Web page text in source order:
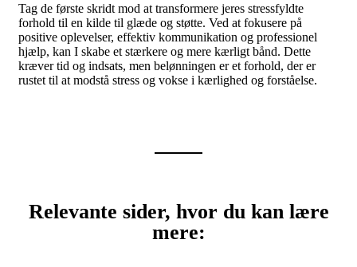
Tag de første skridt mod at transformere jeres stressfyldte
forhold til en kilde til glæde og støtte. Ved at fokusere på
positive oplevelser, effektiv kommunikation og professionel
hjælp, kan I skabe et stærkere og mere kærligt bånd. Dette
kræver tid og indsats, men belønningen er et forhold, der er
rustet til at modstå stress og vokse i kærlighed og forståelse.
Relevante sider, hvor du kan lære
mere: